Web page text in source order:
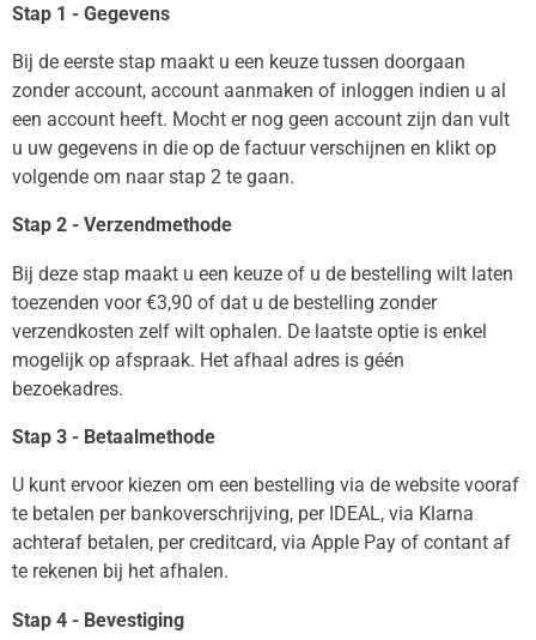
Stap 1 - Gegevens
Bij de eerste stap maakt u een keuze tussen doorgaan
zonder account, account aanmaken of inloggen indien u al
een account heeft. Mocht er nog geen account zijn dan vult
u uw gegevens in die op de factuur verschijnen en klikt op
volgende om naar stap 2 te gaan.
Stap 2 - Verzendmethode
Bij deze stap maakt u een keuze of u de bestelling wilt laten
toezenden voor €3,90 of dat u de bestelling zonder
verzendkosten zelf wilt ophalen. De laatste optie is enkel
mogelijk op afspraak. Het afhaal adres is géén
bezoekadres.
Stap 3 - Betaalmethode
U kunt ervoor kiezen om een bestelling via de website vooraf
te betalen per bankoverschrijving, per IDEAL, via Klarna
achteraf betalen, per creditcard, via Apple Pay of contant af
te rekenen bij het afhalen.
Stap 4 - Bevestiging